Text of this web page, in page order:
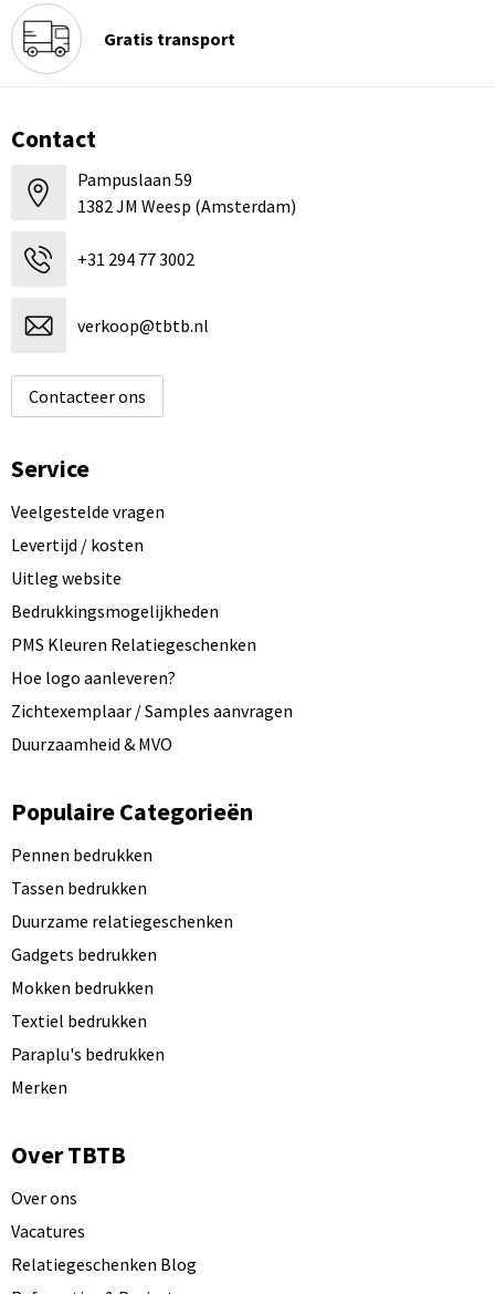
Gratis transport
Contact
Pampuslaan 59
1382 JM Weesp (Amsterdam)
+31 294 77 3002
verkoop@tbtb.nl
Contacteer ons
Service
Veelgestelde vragen
Levertijd / kosten
Uitleg website
Bedrukkingsmogelijkheden
PMS Kleuren Relatiegeschenken
Hoe logo aanleveren?
Zichtexemplaar / Samples aanvragen
Duurzaamheid & MVO
Populaire Categorieën
Pennen bedrukken
Tassen bedrukken
Duurzame relatiegeschenken
Gadgets bedrukken
Mokken bedrukken
Textiel bedrukken
Paraplu's bedrukken
Merken
Over TBTB
Over ons
Vacatures
Relatiegeschenken Blog